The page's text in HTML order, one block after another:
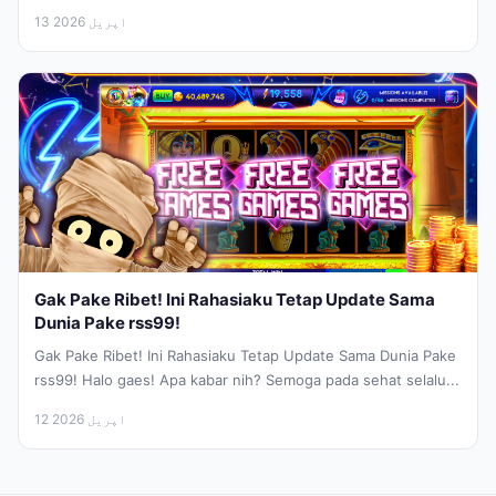
13 اپریل 2026
Gak Pake Ribet! Ini Rahasiaku Tetap Update Sama
Dunia Pake rss99!
Gak Pake Ribet! Ini Rahasiaku Tetap Update Sama Dunia Pake
rss99! Halo gaes! Apa kabar nih? Semoga pada sehat selalu...
12 اپریل 2026